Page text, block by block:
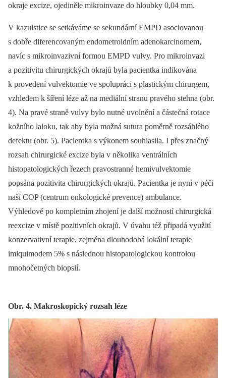
okraje excize, ojediněle mikroinvaze do hloubky 0,04 mm.
V kazuistice se setkáváme se sekundární EMPD asociovanou
s dobře diferencovaným endometroidním adenokarcinomem,
navíc s mikroinvazivní formou EMPD vulvy. Pro mikroinvazi
a pozitivitu chirurgických okrajů byla pacientka indikována
k provedení vulvektomie ve spolupráci s plastickým chirurgem,
vzhledem k šíření léze až na mediální stranu pravého stehna (obr.
4). Na pravé straně vulvy bylo nutné uvolnění a částečná rotace
kožního laloku, tak aby byla možná sutura poměrně rozsáhlého
defektu (obr. 5). Pacientka s výkonem souhlasila. I přes značný
rozsah chirurgické excize byla v několika ventrálních
histopatologických řezech pravostranné hemivulvektomie
popsána pozitivita chirurgických okrajů. Pacientka je nyní v péči
naší COP (centrum onkologické prevence) ambulance.
Výhledově po kompletním zhojení je další možností chirurgická
reexcize v místě pozitivních okrajů. V úvahu též připadá využití
konzervativní terapie, zejména dlouhodobá lokální terapie
imiquimodem 5% s následnou histopatologickou kontrolou
mnohočetných biopsií.
Obr. 4. Makroskopický rozsah léze